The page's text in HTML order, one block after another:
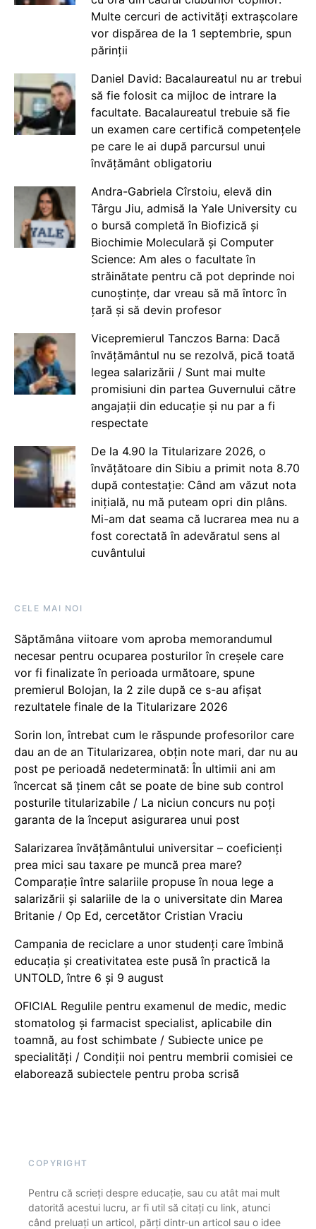
Multe cercuri de activități extrașcolare
vor dispărea de la 1 septembrie, spun
părinții
Daniel David: Bacalaureatul nu ar trebui
să fie folosit ca mijloc de intrare la
facultate. Bacalaureatul trebuie să fie
un examen care certifică competențele
pe care le ai după parcursul unui
învățământ obligatoriu
Andra-Gabriela Cîrstoiu, elevă din
Târgu Jiu, admisă la Yale University cu
o bursă completă în Biofizică și
Biochimie Moleculară și Computer
Science: Am ales o facultate în
străinătate pentru că pot deprinde noi
cunoștințe, dar vreau să mă întorc în
țară și să devin profesor
Vicepremierul Tanczos Barna: Dacă
învățământul nu se rezolvă, pică toată
legea salarizării / Sunt mai multe
promisiuni din partea Guvernului către
angajații din educație și nu par a fi
respectate
De la 4.90 la Titularizare 2026, o
învățătoare din Sibiu a primit nota 8.70
după contestație: Când am văzut nota
inițială, nu mă puteam opri din plâns.
Mi-am dat seama că lucrarea mea nu a
fost corectată în adevăratul sens al
cuvântului
CELE MAI NOI
Săptămâna viitoare vom aproba memorandumul
necesar pentru ocuparea posturilor în creșele care
vor fi finalizate în perioada următoare, spune
premierul Bolojan, la 2 zile după ce s-au afișat
rezultatele finale de la Titularizare 2026
Sorin Ion, întrebat cum le răspunde profesorilor care
dau an de an Titularizarea, obțin note mari, dar nu au
post pe perioadă nedeterminată: În ultimii ani am
încercat să ținem cât se poate de bine sub control
posturile titularizabile / La niciun concurs nu poți
garanta de la început asigurarea unui post
Salarizarea învățământului universitar – coeficienți
prea mici sau taxare pe muncă prea mare?
Comparație între salariile propuse în noua lege a
salarizării și salariile de la o universitate din Marea
Britanie / Op Ed, cercetător Cristian Vraciu
Campania de reciclare a unor studenți care îmbină
educația și creativitatea este pusă în practică la
UNTOLD, între 6 și 9 august
OFICIAL Regulile pentru examenul de medic, medic
stomatolog și farmacist specialist, aplicabile din
toamnă, au fost schimbate / Subiecte unice pe
specialități / Condiții noi pentru membrii comisiei ce
elaborează subiectele pentru proba scrisă
COPYRIGHT
Pentru că scrieți despre educație, sau cu atât mai mult
datorită acestui lucru, ar fi util să citați cu link, atunci
când preluați un articol, părți dintr-un articol sau o idee